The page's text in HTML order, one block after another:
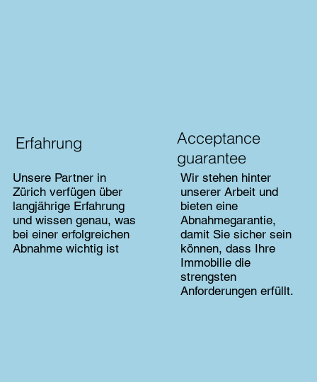
Unsere Partner in
Zürich verfügen über
langjährige Erfahrung
und wissen genau, was
bei einer erfolgreichen
Abnahme wichtig ist
Erfahrung
Acceptance
guarantee
Wir stehen hinter
unserer Arbeit und
bieten eine
Abnahmegarantie,
damit Sie sicher sein
können, dass Ihre
Immobilie die
strengsten
Anforderungen erfüllt.